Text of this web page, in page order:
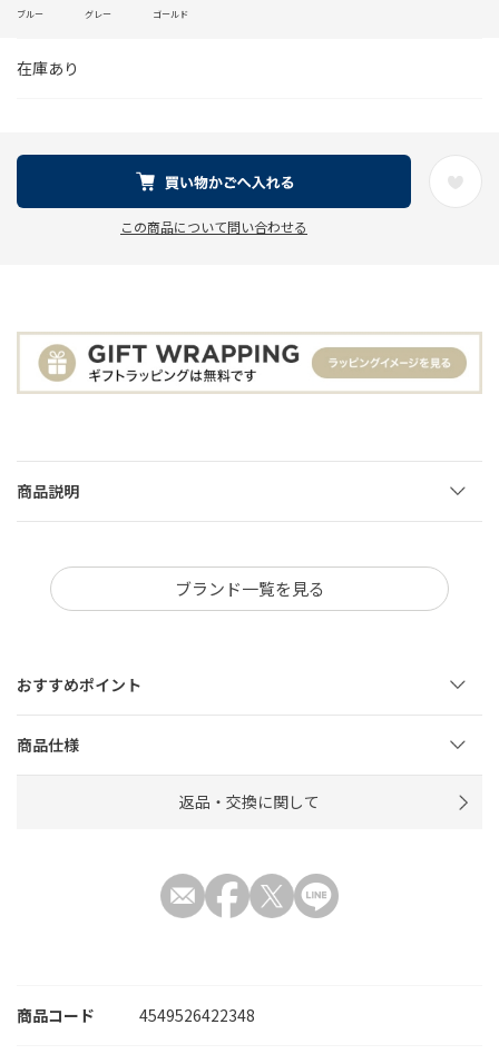
商品コード 4549526422348
在庫あり
ブルー グレー ゴールド
この商品について問い合わせる
商品説明
ブランド一覧を見る
おすすめポイント
商品仕様
返品・交換に関して